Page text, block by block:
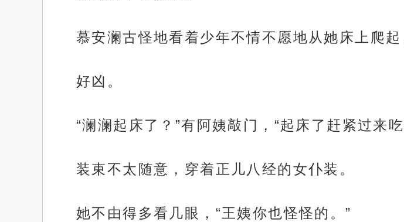
慕安澜古怪地看着少年不情不愿地从她床上爬
好凶。
“澜澜起床了？”有阿姨敲门，“起床了赶紧过来
装束不太随意，穿着正儿八经的女仆装。
她不由得多看几眼，“王姨你也怪怪的。”